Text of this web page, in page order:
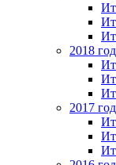
2018 год
2017 год